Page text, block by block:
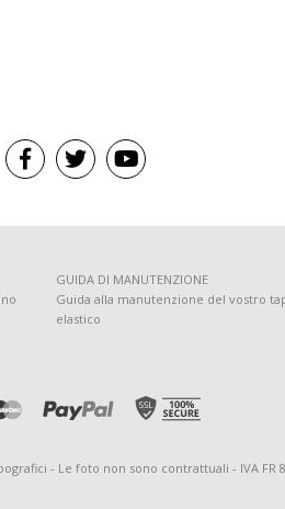
GUIDA DI MANUTENZIONE
Guida alla manutenzione del vostro
elastico
- Le foto non sono contrattuali - IVA FR